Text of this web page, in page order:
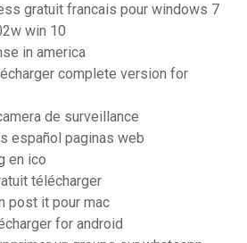
gratuit francais pour windows 7
win 10
in america
complete version for
de surveillance
español paginas web
en ico
télécharger
post it pour mac
for android